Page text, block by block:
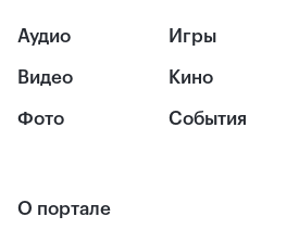
Аудио
Видео
Фото
Игры
Кино
События
О портале